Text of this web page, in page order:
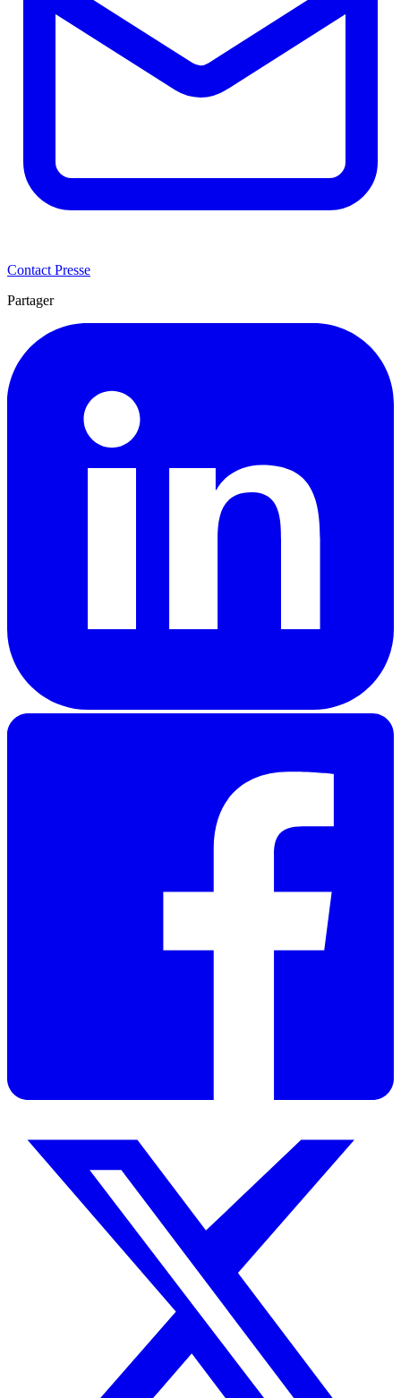
Contact Presse
Partager